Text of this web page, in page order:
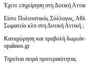
Έχετε επιχείρηση στη Δυτική
Είστε Πολιτιστικός Σύλλογος, Αθλ.
Σωματείο κλπ στη Δυτική Αττική ;
Καταχώρηση και προβολή δωρεάν
opalmos.gr
Τηρείται σειρά προτεραιότητας